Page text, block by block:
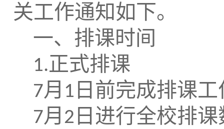
关工作通知如下。
一、排课时间
1.正式排课
7月 1 日 前完成排课工
7月 2 日进行全校排